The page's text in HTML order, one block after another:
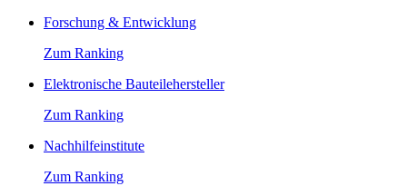
Forschung & Entwicklung
Zum Ranking
Elektronische Bauteilehersteller
Zum Ranking
Nachhilfeinstitute
Zum Ranking